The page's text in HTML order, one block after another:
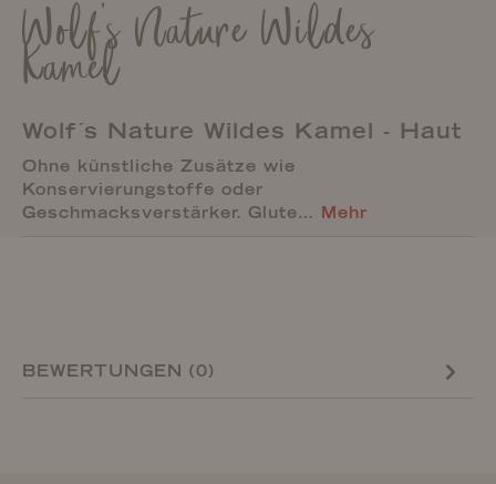
Wolf's Nature Wildes
Kamel
Wolf´s Nature Wildes Kamel - Haut
Ohne künstliche Zusätze wie
Konservierungstoffe oder
Geschmacksverstärker. Glute… Mehr
BEWERTUNGEN (0)